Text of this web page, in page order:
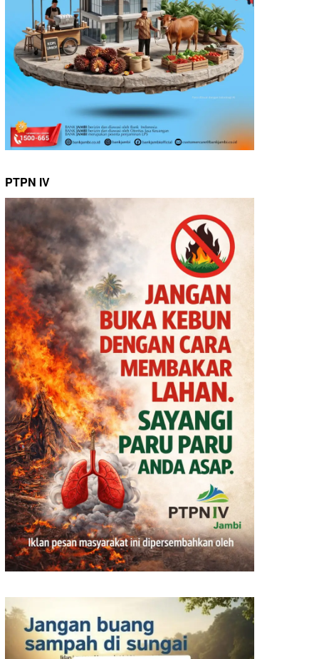
PTPN IV